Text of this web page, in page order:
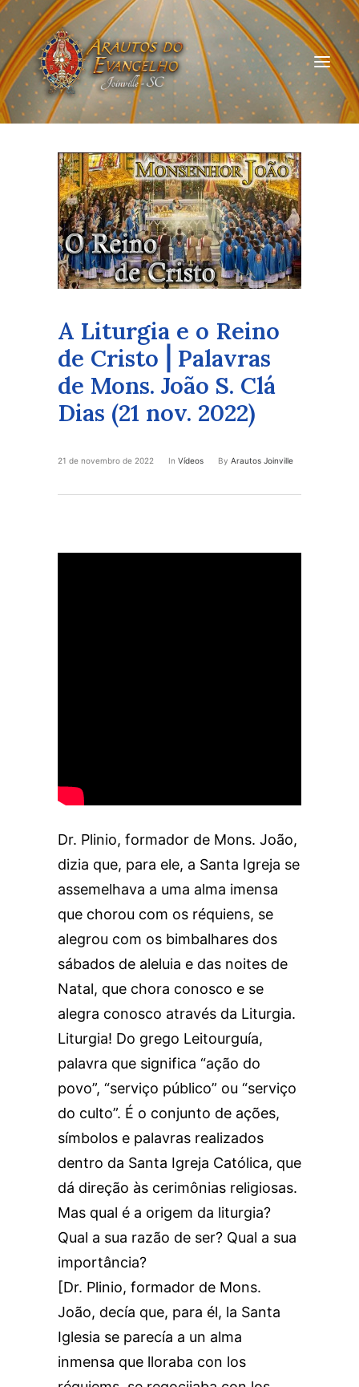
HOME
QUEM SOMOS
ARAUTOS JOINVILLE
CURSOS ON-LINE
A Liturgia e o Reino
de Cristo ⎜Palavras
de Mons. João S. Clá
Dias (21 nov. 2022)
21 de novembro de 2022 In Vídeos By Arautos Joinville
Dr. Plinio, formador de Mons. João,
dizia que, para ele, a Santa Igreja se
assemelhava a uma alma imensa
que chorou com os réquiens, se
alegrou com os bimbalhares dos
sábados de aleluia e das noites de
Natal, que chora conosco e se
alegra conosco através da Liturgia.
Liturgia! Do grego Leitourguía,
palavra que significa “ação do
povo”, “serviço público” ou “serviço
do culto”. É o conjunto de ações,
símbolos e palavras realizados
dentro da Santa Igreja Católica, que
dá direção às cerimônias religiosas.
Mas qual é a origem da liturgia?
Qual a sua razão de ser? Qual a sua
importância?
[Dr. Plinio, formador de Mons.
João, decía que, para él, la Santa
Iglesia se parecía a un alma
inmensa que lloraba con los